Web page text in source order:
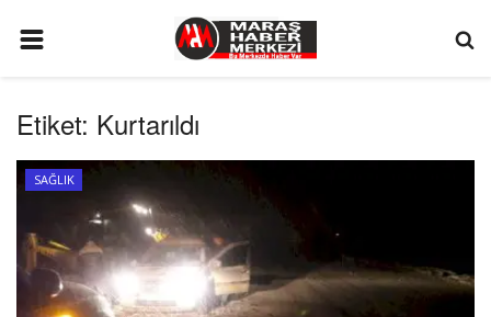
GÜNDEM
SİYASET
EKONOMİ
EĞİTİM
SPOR
Etiket: Kurtarıldı
SAĞLIK